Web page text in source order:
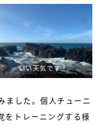
いい天気です！
ました。個人チューニ
をトレーニングする様